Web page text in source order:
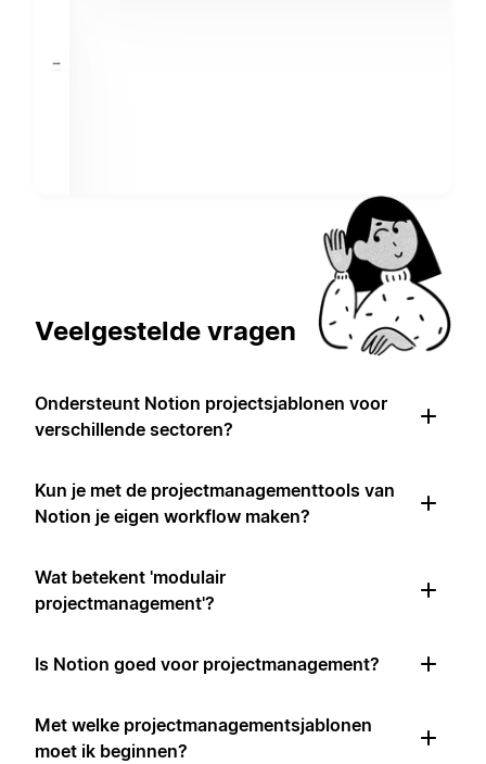
Veelgestelde vragen
Ondersteunt Notion projectsjablonen voor
verschillende sectoren?
Kun je met de projectmanagementtools van
Notion je eigen workflow maken?
Wat betekent 'modulair
projectmanagement'?
Is Notion goed voor projectmanagement?
Met welke projectmanagementsjablonen
moet ik beginnen?